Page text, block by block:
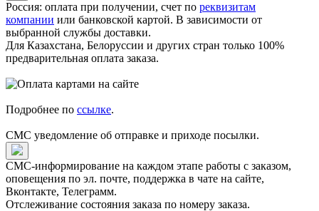
Россия: оплата при получении, счет по реквизитам
компании или банковской картой. В зависимости от
выбранной службы доставки.
Для Казахстана, Белоруссии и других стран только 100%
предварительная оплата заказа.
Подробнее по ссылке.
СМС уведомление об отправке и приходе посылки.
СМС-информирование на каждом этапе работы с заказом,
оповещения по эл. почте, поддержка в чате на сайте,
Вконтакте, Телеграмм.
Отслеживание состояния заказа по номеру заказа.